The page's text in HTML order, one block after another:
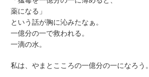
薬になる」
という話が胸に沁みたなぁ。
一億分の一で救われる。
一滴の水。
私は、やまとこころの一億分の一になろう。